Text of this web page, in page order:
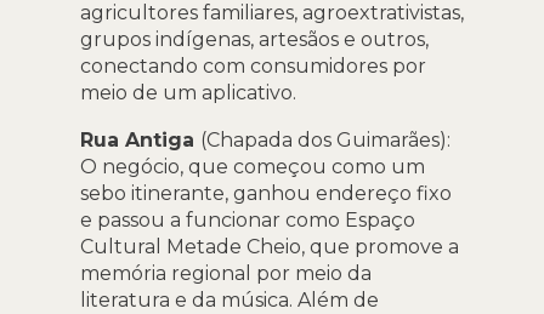
agricultores familiares, agroextrativistas,
grupos indígenas, artesãos e outros,
conectando com consumidores por
meio de um aplicativo.
Rua Antiga (Chapada dos Guimarães):
O negócio, que começou como um
sebo itinerante, ganhou endereço fixo
e passou a funcionar como Espaço
Cultural Metade Cheio, que promove a
memória regional por meio da
literatura e da música. Além de